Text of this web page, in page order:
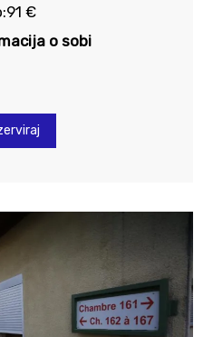
€
o sobi